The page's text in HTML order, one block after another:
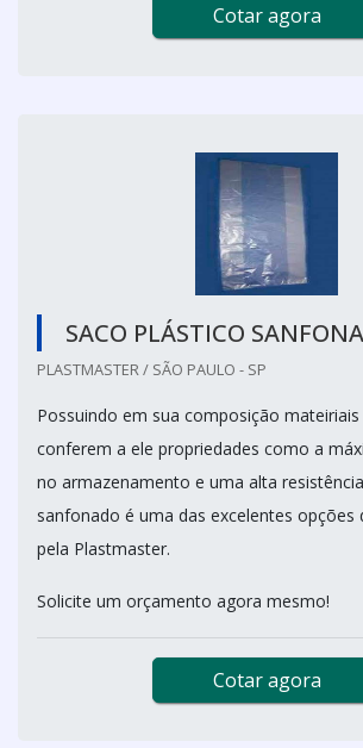
Cotar agora
SACO PLÁSTICO
PLASTMASTER / SÃO PAULO - SP
Possuindo em sua composição
conferem a ele propriedades como a
no armazenamento e uma alta
sanfonado é uma das excelentes opções
pela Plastmaster.
Solicite um orçamento agora mesmo!
Cotar agora